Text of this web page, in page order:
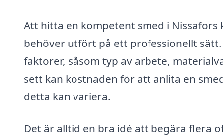
Att hitta en kompetent smed i
behöver utfört på ett professionellt
faktorer, såsom typ av arbete,
sett kan kostnaden för att anlita en
detta kan variera.
Det är alltid en bra idé att begära flera